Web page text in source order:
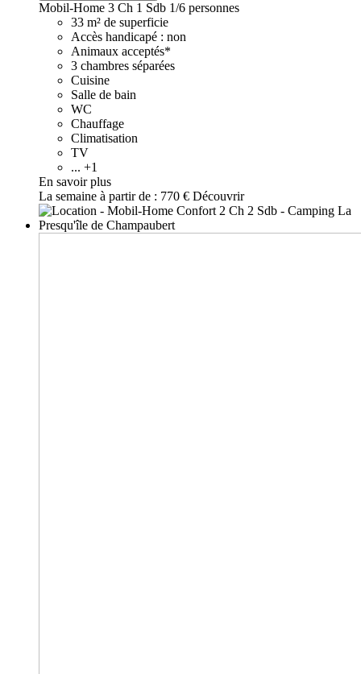
Mobil-Home 3 Ch 1 Sdb 1/6 personnes
33 m² de superficie
Accès handicapé : non
Animaux acceptés*
3 chambres séparées
Cuisine
Salle de bain
WC
Chauffage
Climatisation
TV
... +1
En savoir plus
La semaine à partir de : 770 € Découvrir